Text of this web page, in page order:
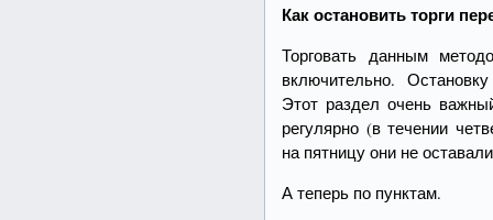
Как остановить торги
Торговать данным
включительно.
Этот раздел очень
регулярно (в течении
на пятницу они не
А теперь по пунктам.